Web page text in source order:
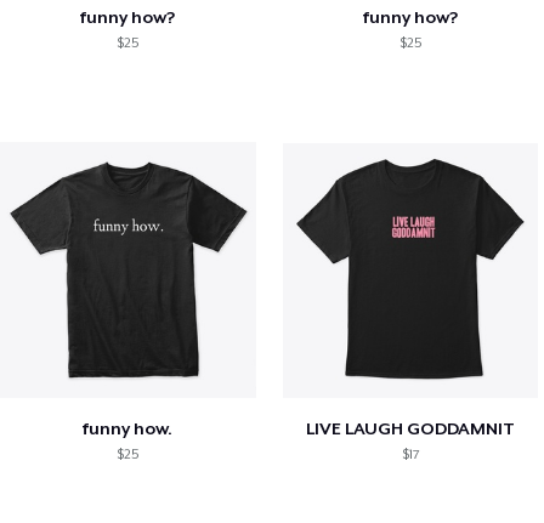
funny how?
$25
funny how?
$25
funny how.
$25
LIVE LAUGH GODDAMNIT
$17